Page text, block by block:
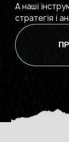
А наші
стратегія і